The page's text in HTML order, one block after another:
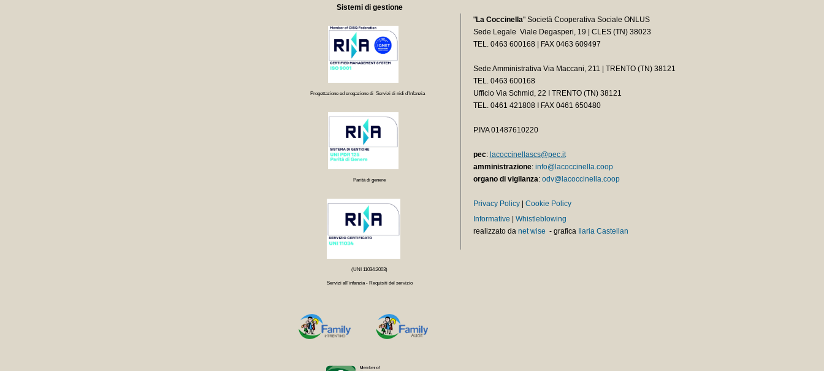
Sistemi di gestione
Progettazione ed erogazione di Servizi di nidi d’Infanzia
Parità di genere
(UNI 11034:2003)
Servizi all'infanzia - Requisiti del servizio
"La Coccinella" Società Cooperativa Sociale ONLUS
Sede Legale Viale Degasperi, 19 | CLES (TN) 38023
TEL. 0463 600168 | FAX 0463 609497
Sede Amministrativa Via Maccani, 211 | TRENTO (TN) 38121
TEL. 0463 600168
Ufficio Via Schmid, 22 I TRENTO (TN) 38121
TEL. 0461 421808 I FAX 0461 650480
P.IVA 01487610220
pec: lacoccinellascs@pec.it
amministrazione: info@lacoccinella.coop
organo di vigilanza: odv@lacoccinella.coop
Privacy Policy| Cookie Policy
Informative
Whistleblowing
realizzato da net wise - grafica Ilaria Castellan